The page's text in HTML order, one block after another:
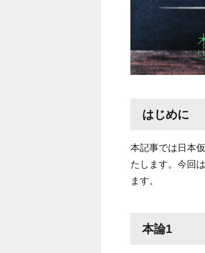
はじめに
本記事では日本
たします。今回
ます。
本論1